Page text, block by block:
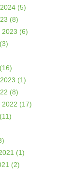
2024 (5)
(8)
2023 (6)
2023 (1)
(8)
2022 (17)
(1)
(2)